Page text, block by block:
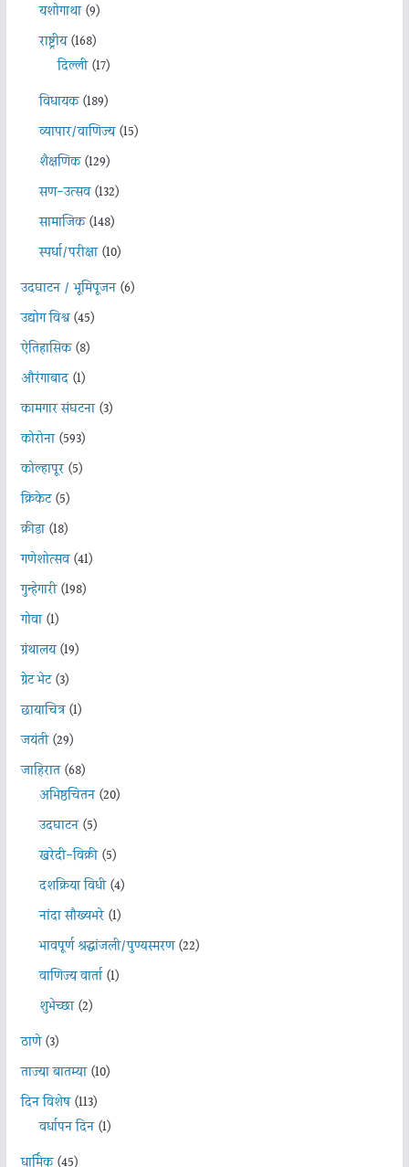
यशोगाथा(9)
राष्ट्रीय(168)
दिल्ली(17)
विधायक(189)
व्यापार/वाणिज्य(15)
शैक्षणिक(129)
सण-उत्सव(132)
सामाजिक(148)
स्पर्धा/परीक्षा(10)
उदघाटन / भूमिपूजन(6)
उद्योग विश्व(45)
ऐतिहासिक(8)
औरंगाबाद(1)
कामगार संघटना(3)
कोरोना(593)
कोल्हापूर(5)
क्रिकेट(5)
क्रीडा(18)
गणेशोत्सव(41)
गुन्हेगारी(198)
गोवा(1)
ग्रंथालय(19)
ग्रेट भेट(3)
छायाचित्र(1)
जयंती(29)
जाहिरात(68)
अभिष्ठचिंतन(20)
उदघाटन(5)
खरेदी-विक्री(5)
दशक्रिया विधी(4)
नांदा सौख्यभरे(1)
भावपूर्ण श्रद्धांजली/पुण्यस्मरण(22)
वाणिज्य वार्ता(1)
शुभेच्छा(2)
ठाणे(3)
ताज्या बातम्या(10)
दिन विशेष(113)
वर्धापन दिन(1)